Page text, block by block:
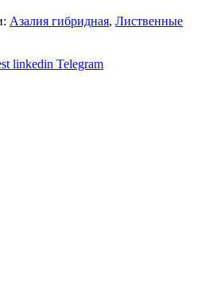
Азалия гибридная, Лиственные
linkedin Telegram